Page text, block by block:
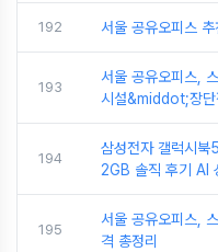
192 서울 공유오피스
193
서울 공유오피스,
시설&middot;장단
194
삼성전자 갤럭시
2GB 솔직 후기 AI
195
서울 공유오피스,
격 총정리